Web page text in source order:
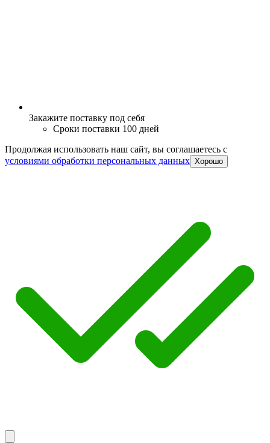
Закажите поставку под себя
Сроки поставки 100 дней
Продолжая использовать наш сайт, вы соглашаетесь c
условиями обработки персональных данных Хорошо